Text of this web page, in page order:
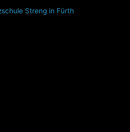
Streng in Fürth